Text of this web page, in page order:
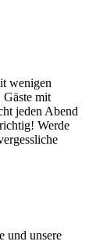
wenigen
Gäste mit
jeden Abend
Werde
und unsere